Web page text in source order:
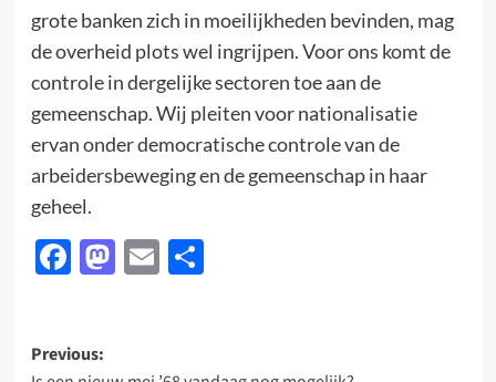
grote banken zich in moeilijkheden bevinden, mag
de overheid plots wel ingrijpen. Voor ons komt de
controle in dergelijke sectoren toe aan de
gemeenschap. Wij pleiten voor nationalisatie
ervan onder democratische controle van de
arbeidersbeweging en de gemeenschap in haar
geheel.
Facebook
Mastodon
EmailDelen
Post
Previous: